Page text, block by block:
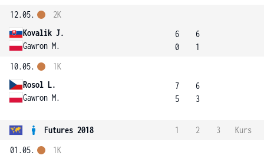
12.05.
Kovalik J.
Gawron M.
2K
6
0
6
1
10.05.
Rosol L.
Gawron M.
1K
7
5
6
3
Futures 2018 1 2 3
Kurs
01.05.
1K